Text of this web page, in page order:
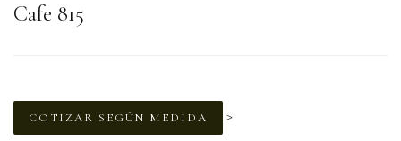
Cafe 815
COTIZAR SEGÚN MEDIDA >